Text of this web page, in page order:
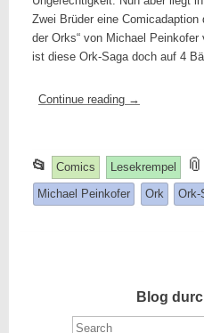
Zwei Brüder eine Comicadaption
der Orks“ von Michael
ist diese Ork-Saga doch auf 4
Continue reading →
📂 This
entry
was
Comics Lesekrempel 📎
Michael Peinkofer
Ork Ork-
Blog
Search